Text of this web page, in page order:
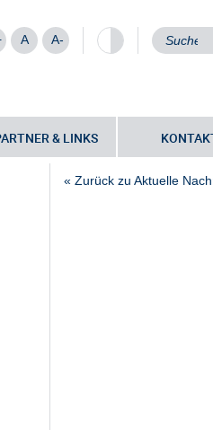
A A-
& LINKS
« Zurück zu Aktuelle